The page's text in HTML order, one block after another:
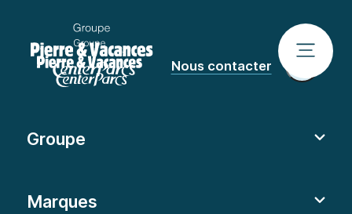
Nous contacter
Groupe
Marques